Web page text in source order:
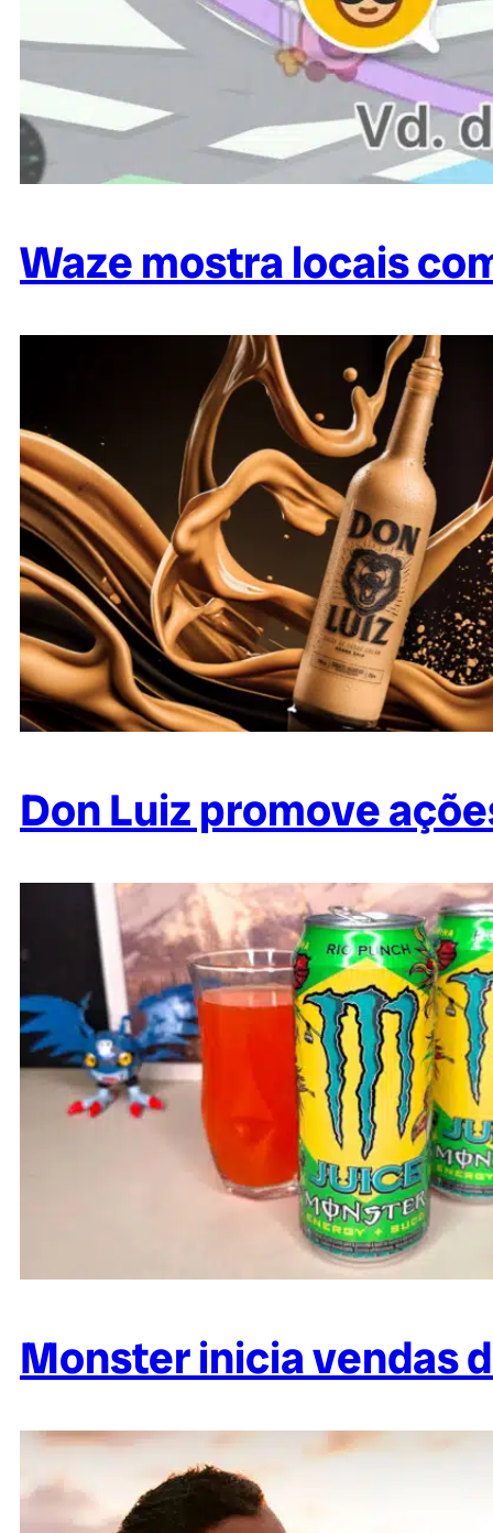
Waze mostra locais
Don Luiz promove
Monster inicia vendas